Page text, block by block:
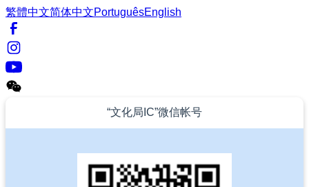
繁體中文简体中文PortuguêsEnglish
“文化局IC”微信帐号